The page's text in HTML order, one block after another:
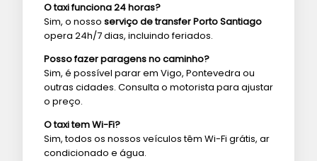
O taxi funciona 24 horas?
Sim, o nosso serviço de transfer Porto Santiago
opera 24h/7 dias, incluindo feriados.
Posso fazer paragens no caminho?
Sim, é possível parar em Vigo, Pontevedra ou
outras cidades. Consulta o motorista para ajustar
o preço.
O taxi tem Wi-Fi?
Sim, todos os nossos veículos têm Wi-Fi grátis, ar
condicionado e água.